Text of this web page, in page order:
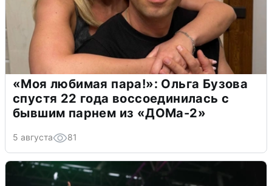
«Моя любимая пара!»: Ольга Бузова
спустя 22 года воссоединилась с
бывшим парнем из «ДОМа-2»
5 августа 81